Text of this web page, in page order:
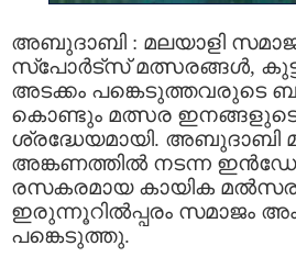
അബുദാബി : മലയാളി
സ്പോർട്സ് മത്സരങ്ങൾ,
അടക്കം പങ്കെടുത്തവരുടെ
കൊണ്ടും മത്സര
ശ്രദ്ധേയമായി. അബുദാബി
അങ്കണത്തിൽ നടന്ന
രസകരമായ കായിക
ഇരുന്നൂറിൽപ്പരം സമാജം
പങ്കെടുത്തു.